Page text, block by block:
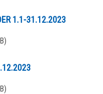
1.1-31.12.2023